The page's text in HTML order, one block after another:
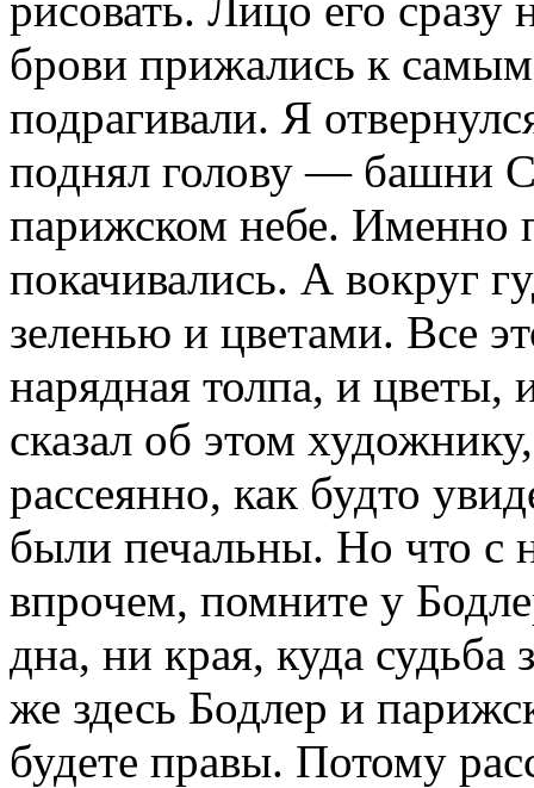
брови прижались к самым
подрагивали. Я
поднял голову — башни
парижском небе. Именно
покачивались. А вокруг
зеленью и цветами. Все
нарядная толпа, и цветы,
сказал об этом
рассеянно, как будто
были печальны. Но что
впрочем, помните у
дна, ни края, куда
же здесь Бодлер и
будете правы. Потому